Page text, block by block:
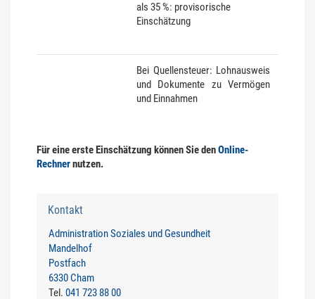
als 35 %: provisorische
Einschätzung
Bei Quellensteuer: Lohnausweis
und Dokumente zu Vermögen
und Einnahmen
Für eine erste Einschätzung können Sie denOnline-
Rechnernutzen.
Kontakt
Administration Soziales und Gesundheit
Mandelhof
Postfach
6330 Cham
Tel. 041 723 88 00